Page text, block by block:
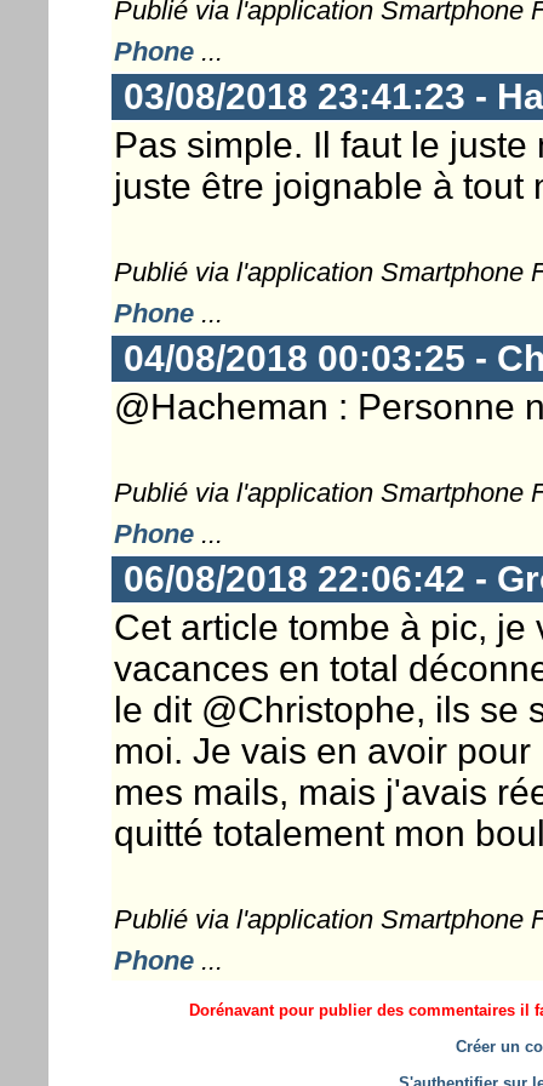
Publié via l'application Smartphone
Phone...
03/08/2018 23:41:23 -
Pas simple. Il faut le
juste être joignable à tout
Publié via l'application Smartphone
Phone...
04/08/2018 00:03:25 -
@Hacheman : Personne
Publié via l'application Smartphone
Phone...
06/08/2018 22:06:42 -
Cet article tombe à pic,
vacances en total
le dit @Christophe, ils se
moi. Je vais en avoir
mes mails, mais j'avais
quitté totalement mon
Publié via l'application Smartphone
Phone...
Dorénavant pour publier des commentaires il
Créer un